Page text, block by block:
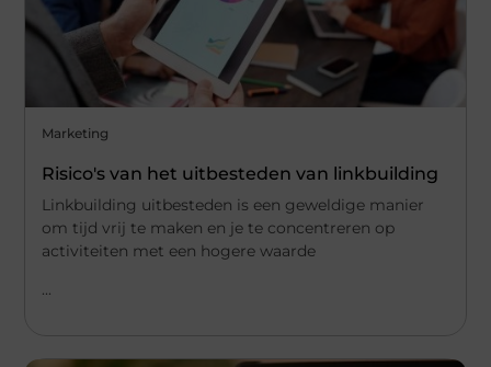
Marketing
Risico's van het uitbesteden van linkbuilding
Linkbuilding uitbesteden is een geweldige manier
om tijd vrij te maken en je te concentreren op
activiteiten met een hogere waarde
...